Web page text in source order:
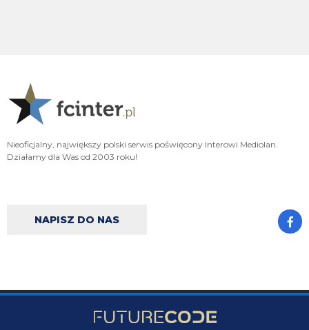
Wiem, że on tutaj coś pisał, pewnie ma w zwyczaju też czytać i pompować
sobie ego na każdą wspominkę o nim xD Żałosny typek
Ooo Bartman zjebus mnie zbanował za to, że nazwałem czczonego przez
niego w poście wspominkowym faszola z Lazio - Fabrizio Piscittelego
07.08.2026 16:14
Nieoficjalny, największy polski serwis poświęcony Interowi Mediolan.
Działamy dla Was od 2003 roku!
NAPISZ DO NAS